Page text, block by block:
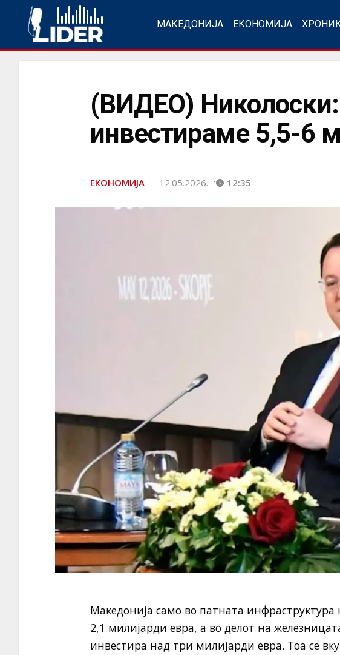
МАКЕДОНИЈА ЕКОНОМИЈА
(ВИДЕО)
инвестираме 5,5-6
ЕКОНОМИЈА 12.05.2026. 12:35
Македонија само во патната
2,1 милијарди евра, а во делот на
инвестира над три милијарди евра. Тоа се